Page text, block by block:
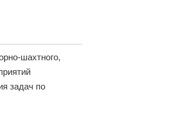
шахтного,
задач по